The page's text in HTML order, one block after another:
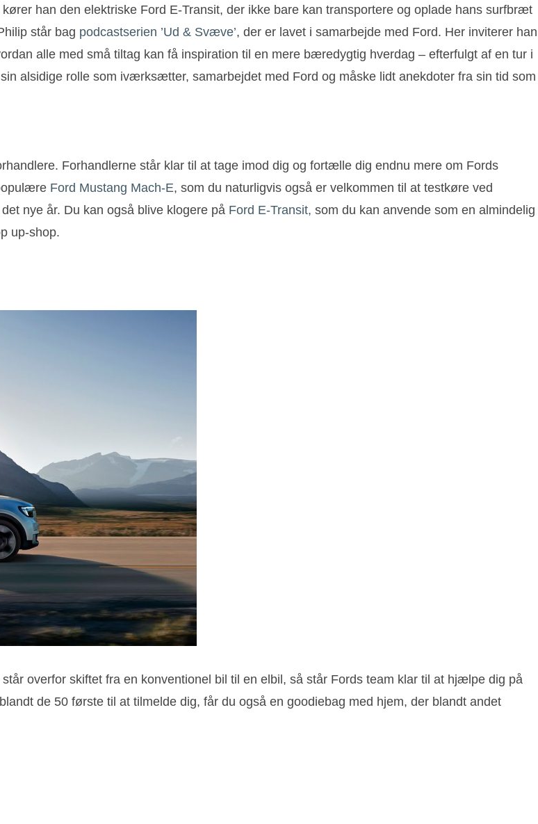
han den elektriske Ford E-Transit, der ikke bare kan transportere og oplade hans surfbræt
står bag podcastserien ’Ud & Svæve’, der er lavet i samarbejde med Ford. Her inviterer han
alle med små tiltag kan få inspiration til en mere bæredygtig hverdag – efterfulgt af en tur i
alsidige rolle som iværksætter, samarbejdet med Ford og måske lidt anekdoter fra sin tid som
Forhandlerne står klar til at tage imod dig og fortælle dig endnu mere om Fords
Ford Mustang Mach-E, som du naturligvis også er velkommen til at testkøre ved
nye år. Du kan også blive klogere på Ford E-Transit, som du kan anvende som en almindelig
up-shop.
overfor skiftet fra en konventionel bil til en elbil, så står Fords team klar til at hjælpe dig på
de 50 første til at tilmelde dig, får du også en goodiebag med hjem, der blandt andet